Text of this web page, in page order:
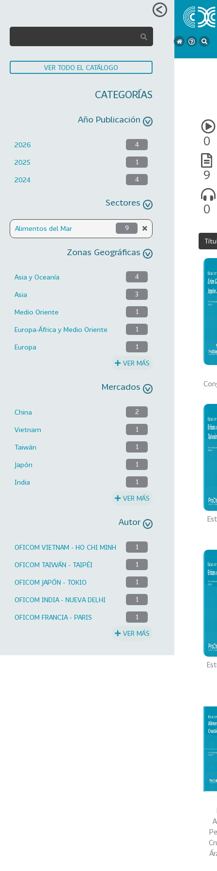
VER TODO EL CATÁLOGO
CATEGORÍAS
Año Publicación
2026 4
2025 1
2024 4
Sectores
Alimentos del Mar 9
Zonas Geográficas
Asia y Oceanía 4
Asia 3
Medio Oriente 1
Europa-África y Medio Oriente 1
Europa 1
VER MÁS
Mercados
China 2
Vietnam 1
Taiwán 1
Japón 1
India 1
VER MÁS
Autor
OFICOM VIETNAM - HO CHI MINH 1
OFICOM TAIWÁN - TAIPÉI 1
OFICOM JAPÓN - TOKIO 1
OFICOM INDIA - NUEVA DELHI 1
OFICOM FRANCIA - PARIS 1
VER MÁS
0
9
0